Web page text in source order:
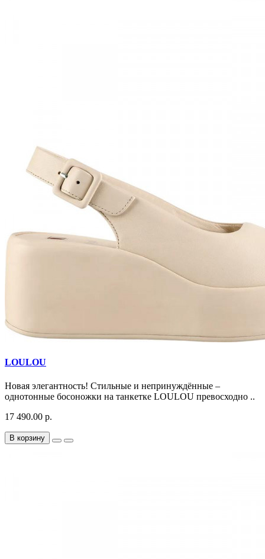
LOULOU
Новая элегантность! Стильные и непринуждённые –
однотонные босоножки на танкетке LOULOU превосходно ..
17 490.00 р.
В корзину